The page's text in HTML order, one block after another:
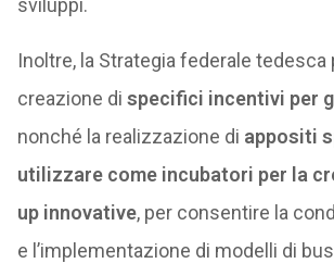
sviluppi.
Inoltre, la Strategia federale tedesca
creazione di specifici incentivi per
nonché la realizzazione di appositi
utilizzare come incubatori per la
up innovative, per consentire la
e l’implementazione di modelli di